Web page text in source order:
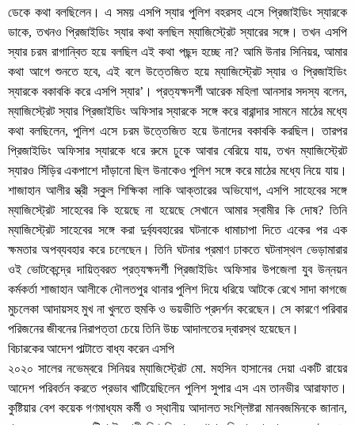
ডেকে কথা বলছিলেন। এ সময় এসপি স্যার পুলিশ বহরসহ এসে প্রিজাইডিং স্যারকে
ডাকে, তখনও প্রিজাইডিং স্যার কথা বলছিল ম্যাজিস্ট্রেট স্যারের সঙ্গে। তখন এসপি
স্যার চরম রাগান্বিত হয়ে বলছিল এই কথা পছন্দ হচ্ছে না? আমি উনার সিনিয়র, আমার
কথা আগে শুনতে হবে, এই বলে উত্তেজিত হয়ে ম্যাজিস্ট্রেট স্যার ও প্রিজাইডিং
স্যারকে বকাবকি করে এসপি স্যার’। প্রত্যক্ষদর্শী আরেক মহিলা আনসার সদস্য বলেন,
ম্যাজিস্ট্রেট স্যার প্রিজাইডিং অফিসার স্যারকে সঙ্গে করে বারান্দার সামনে মাঠের মধ্যে
কথা বলছিলেন, পুলিশ এসে চরম উত্তেজিত হয়ে উনাদের বকাবকি করছিল। তারপর
প্রিজাইডিং অফিসার স্যারকে ধরে রুমে ঢুকে আবার বেরিয়ে যায়, তখন ম্যাজিস্ট্রেট
স্যারও সিঁড়ির একপাশে দাঁড়ানো ছিল উনাকেও পুলিশ সঙ্গে করে মাঠের মধ্যে নিয়ে যায়।
শাজাহান আলীর স্ত্রী স্কুল শিক্ষিকা লাকি আক্তারের অভিযোগ, এসপি সাহেবের সঙ্গে
ম্যাজিস্ট্রেট সাহেবের কি হয়েছে না হয়েছে সেখানে আমার স্বামীর কি দোষ? তিনি
ম্যাজিস্ট্রেট সাহেবের সঙ্গে করা দুর্ব্যবহারের ঘটনাকে ধামাচাপা দিতে একের পর এক
ক্ষমতার অপব্যবহার করে চলেছেন। তিনি ঘটনার প্রমাণ ঢাকতে ঘটনাস্থল ভেড়ামারার
ওই ভোটকেন্দ্রে দায়িত্বরত প্রত্যক্ষদর্শী প্রিজাইডিং অফিসার উপজেলা যুব উন্নয়ন
কর্মকর্তা শাজাহান আলীকে দৌলতপুর থানার পুলিশ দিয়ে ধরিয়ে আটকে রেখে সাদা কাগজে
মুচলেকা আদায়সহ মুখ না খুলতে হুমকি ও ভয়ভীতি প্রদর্শন করেছেন। সে কারণে পরিবার
পরিজনের জীবনের নিরাপত্তা চেয়ে তিনি উচ্চ আদালতের দ্বারস্থ হয়েছেন।
বিচারকের আদেশ পাল্টাতে বাধ্য করেন এসপি
২০২০ সালের নভেম্বরে সিনিয়র ম্যাজিস্ট্রেট মো. মহসিন হাসানের দেয়া একটি রায়ের
আদেশ পরিবর্তন করতে প্রভাব খাটিয়েছিলেন পুলিশ সুপার এস এম তানভীর আরাফাত।
কুষ্টিয়ার বেশ কয়েক গণমাধ্যম কর্মী ও স্থানীয় আদালত সংশ্লিষ্টরা মানবজমিনকে জানান,